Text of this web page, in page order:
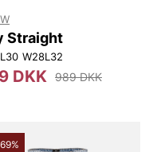
Straight
W28L32
DKK 989 DKK